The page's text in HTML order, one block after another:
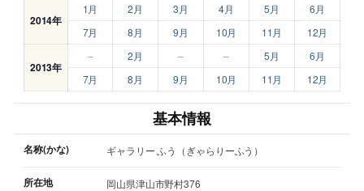
2014年
1月 2月 3月 4月 5月
6月
7月
8月 9月 10月 11月 12月
2013年
– 2月 – – 5月
6月
7月
8月 9月 10月 11月 12月
基本情報
名称(かな) ギャラリー ふう（ぎゃらりーふう）
所在地 岡山県津山市野村376